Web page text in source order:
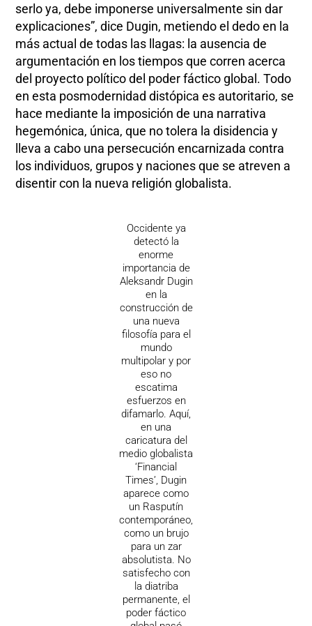
serlo ya, debe imponerse universalmente sin dar
explicaciones”, dice Dugin, metiendo el dedo en la
más actual de todas las llagas: la ausencia de
argumentación en los tiempos que corren acerca
del proyecto político del poder fáctico global. Todo
en esta posmodernidad distópica es autoritario, se
hace mediante la imposición de una narrativa
hegemónica, única, que no tolera la disidencia y
lleva a cabo una persecución encarnizada contra
los individuos, grupos y naciones que se atreven a
disentir con la nueva religión globalista.
Occidente ya
detectó la
enorme
importancia de
Aleksandr Dugin
en la
construcción de
una nueva
filosofía para el
mundo
multipolar y por
eso no
escatima
esfuerzos en
difamarlo. Aquí,
en una
caricatura del
medio globalista
‘Financial
Times’, Dugin
aparece como
un Rasputín
contemporáneo,
como un brujo
para un zar
absolutista. No
satisfecho con
la diatriba
permanente, el
poder fáctico